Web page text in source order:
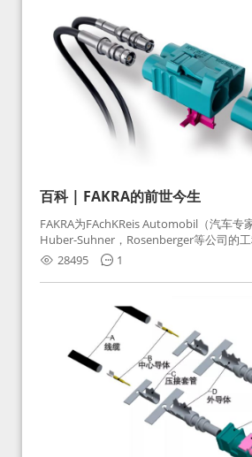
百科 | FAKRA的前世今生
FAKRA为FAchKReis Automobil（汽车专
Huber-Suhner，Rosenberger等公司的
Huber-Suhner相关连接器业务及技术在
Rosenberger）缩写。起初为BMW需求用
接，如今FAKRA已成为汽车行业通用标
28495 1